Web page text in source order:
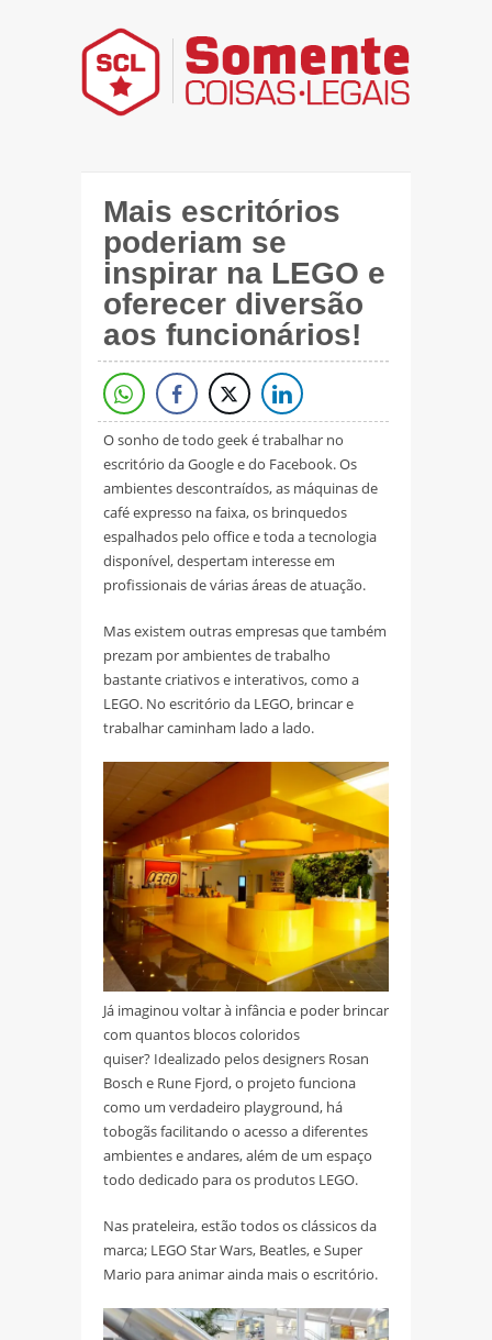
Mais escritórios
poderiam se
inspirar na LEGO e
oferecer diversão
aos funcionários!
O sonho de todo geek é trabalhar no
escritório da Google e do Facebook. Os
ambientes descontraídos, as máquinas de
café expresso na faixa, os brinquedos
espalhados pelo office e toda a tecnologia
disponível, despertam interesse em
profissionais de várias áreas de atuação.
Mas existem outras empresas que também
prezam por ambientes de trabalho
bastante criativos e interativos, como a
LEGO. No escritório da LEGO, brincar e
trabalhar caminham lado a lado.
Já imaginou voltar à infância e poder brincar
com quantos blocos coloridos
quiser? Idealizado pelos designers Rosan
Bosch e Rune Fjord, o projeto funciona
como um verdadeiro playground, há
tobogãs facilitando o acesso a diferentes
ambientes e andares, além de um espaço
todo dedicado para os produtos LEGO.
Nas prateleira, estão todos os clássicos da
marca; LEGO Star Wars, Beatles, e Super
Mario para animar ainda mais o escritório.